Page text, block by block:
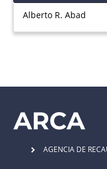
Alberto R. Abad
AGENCIA DE